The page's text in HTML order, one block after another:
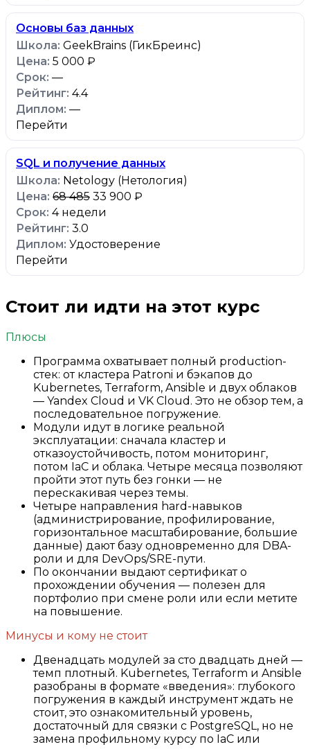
Основы баз данных
GeekBrains (ГикБреинс)
5 000 ₽
—
4.4
—
Перейти
SQL и получение данных
Netology (Нетология)
68 485 33 900 ₽
4 недели
3.0
Удостоверение
Перейти
Стоит ли идти на этот курс
Плюсы
Программа охватывает полный production-
стек: от кластера Patroni и бэкапов до
Kubernetes, Terraform, Ansible и двух облаков
— Yandex Cloud и VK Cloud. Это не обзор тем, а
последовательное погружение.
Модули идут в логике реальной
эксплуатации: сначала кластер и
отказоустойчивость, потом мониторинг,
потом IaC и облака. Четыре месяца позволяют
пройти этот путь без гонки — не
перескакивая через темы.
Четыре направления hard-навыков
(администрирование, профилирование,
горизонтальное масштабирование, большие
данные) дают базу одновременно для DBA-
роли и для DevOps/SRE-пути.
По окончании выдают сертификат о
прохождении обучения — полезен для
портфолио при смене роли или если метите
на повышение.
Минусы и кому не стоит
Двенадцать модулей за сто двадцать дней —
темп плотный. Kubernetes, Terraform и Ansible
разобраны в формате «введения»: глубокого
погружения в каждый инструмент ждать не
стоит, это ознакомительный уровень,
достаточный для связки с PostgreSQL, но не
замена профильному курсу по IaC или